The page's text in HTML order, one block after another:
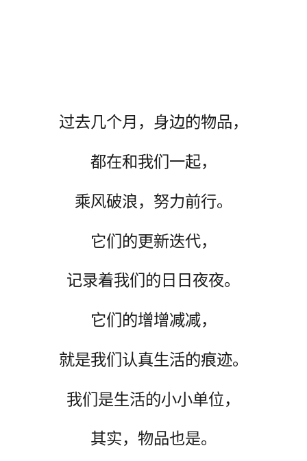
过去几个月，身边的物品，
都在和我们一起，
乘风破浪，努力前行。
它们的更新迭代，
记录着我们的日日夜夜。
它们的增增减减，
就是我们认真生活的痕迹。
我们是生活的小小单位，
其实，物品也是。